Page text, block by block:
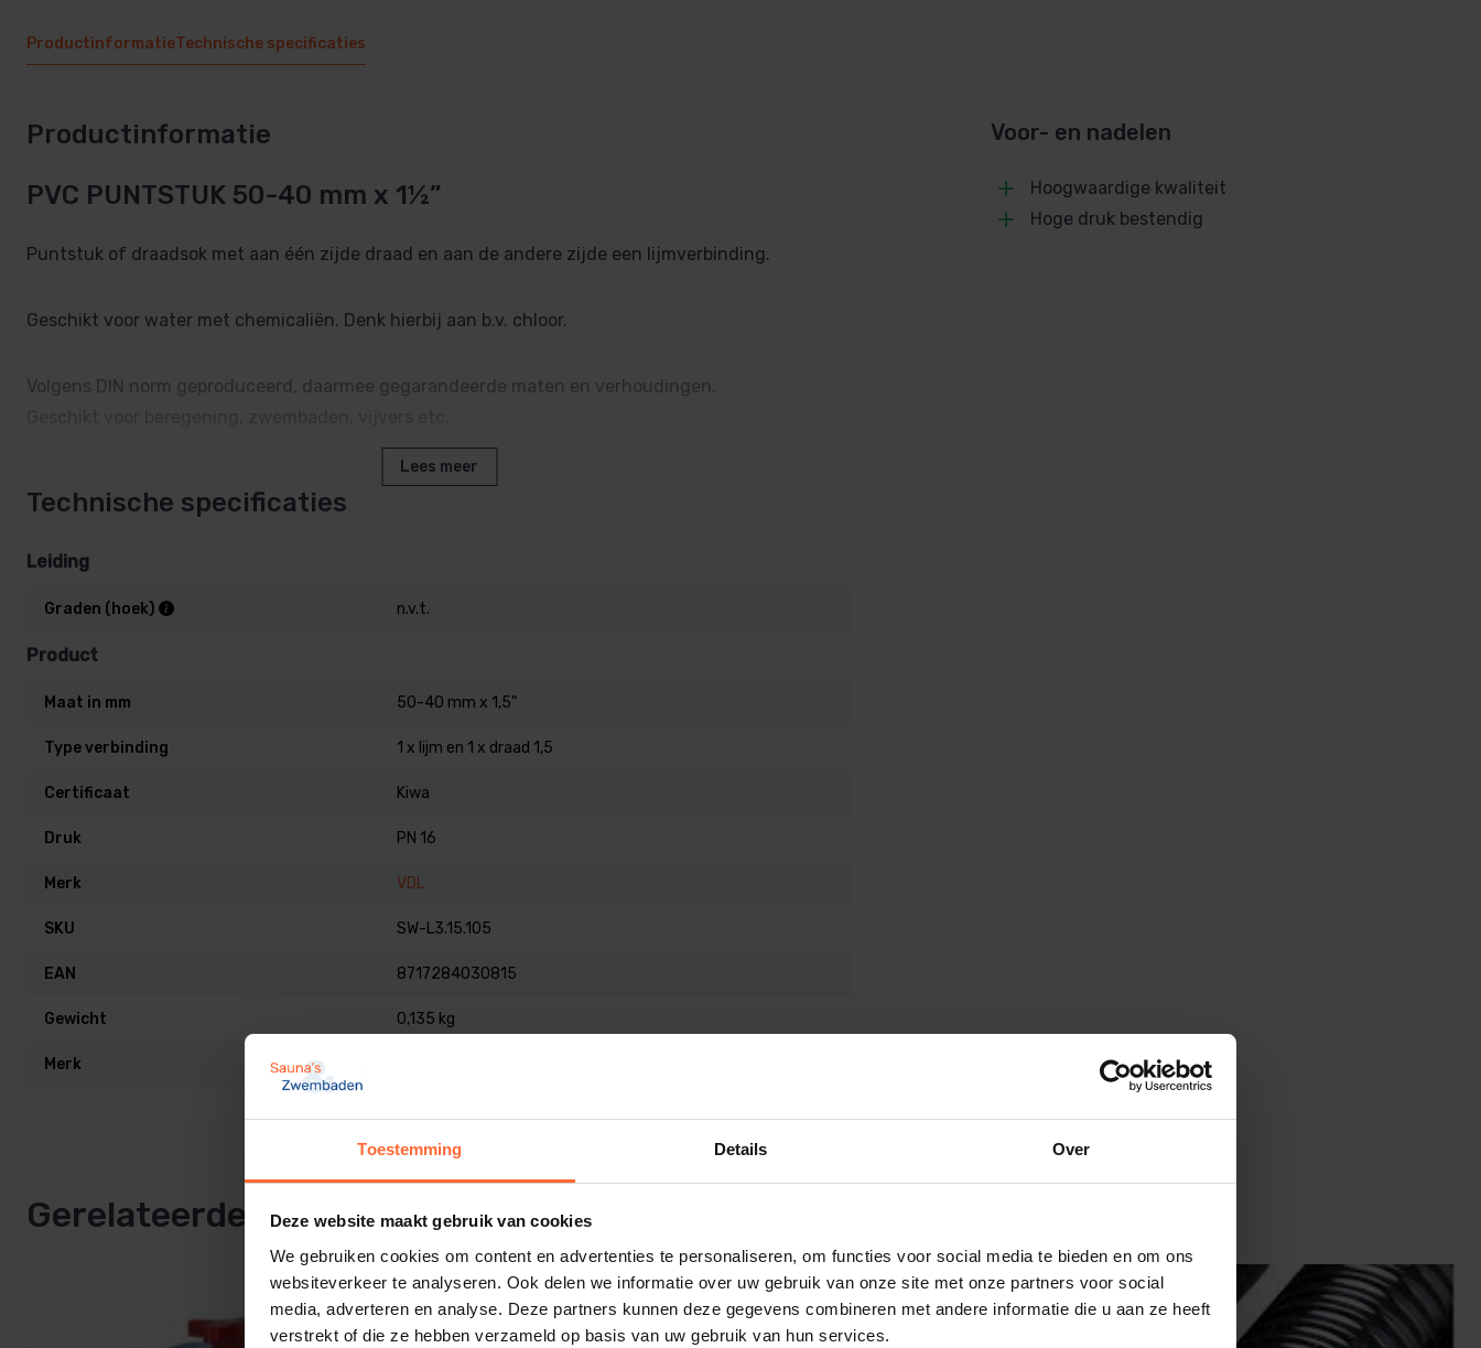
Toestemming Details Over
Deze website maakt gebruik van cookies
We gebruiken cookies om content en advertenties te personaliseren, om functies voor social media te bieden en om ons
websiteverkeer te analyseren. Ook delen we informatie over uw gebruik van onze site met onze partners voor social
media, adverteren en analyse. Deze partners kunnen deze gegevens combineren met andere informatie die u aan ze heeft
verstrekt of die ze hebben verzameld op basis van uw gebruik van hun services.
ProductinformatieTechnische specificaties
Productinformatie
PVC PUNTSTUK 50-40 mm x 1½”
Puntstuk of draadsok met aan één zijde draad en aan de andere zijde een lijmverbinding.
Geschikt voor water met chemicaliën. Denk hierbij aan b.v. chloor.
Volgens DIN norm geproduceerd, daarmee gegarandeerde maten en verhoudingen.
Lees meer
Technische specificaties
Leiding
Graden (hoek) n.v.t.
Product
Maat in mm 50-40 mm x 1,5"
Type verbinding 1 x lijm en 1 x draad 1,5
Certificaat Kiwa
Druk PN 16
Merk VDL
SKU SW-L3.15.105
EAN 8717284030815
Gewicht 0,135 kg
Merk
Voor- en nadelen
Hoogwaardige kwaliteit
Hoge druk bestendig
Gerelateerde producten